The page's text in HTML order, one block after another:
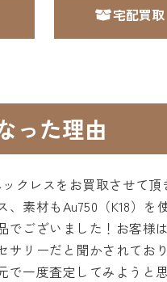
宅配買取
った理由
クレスをお買取させて
、素材もAu750（K18）
でございました！お客様
サリーだと聞かされて
で一度査定してみよう